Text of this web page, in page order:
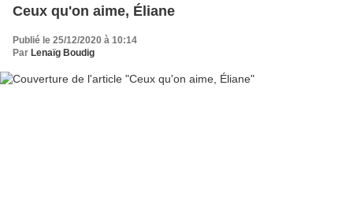
Ceux qu'on aime, Éliane
Publié le 25/12/2020 à 10:14
Par Lenaïg Boudig